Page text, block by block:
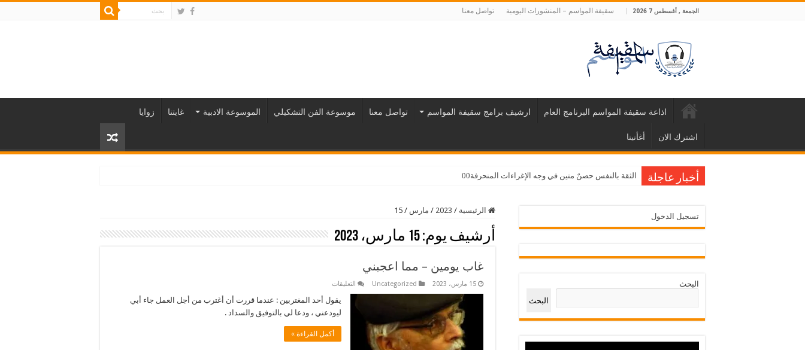
الجمعة , أغسطس 7 2026 سقيفة المواسم – المنشورات اليومية تواصل معنا
اذاعة سقيفة المواسم البرنامج العام ارشيف برامج سقيفة المواسم تواصل معنا موسوعة الفن التشكيلي الموسوعة الادبية غايتنا زوايا
اشترك الان أغأنينا
أخبار عاجلة الثقة بالنفس حصنٌ متين في وجه الإغراءات المنحرفة00
الرئيسية /
2023
/ مارس /
15
أرشيف يوم:15 مارس، 2023
غاب يومين – مما اعجبني
15 مارس، 2023 Uncategorized التعليقات
يومين
–
مما
مغلقة
يقول أحد المغتربين : عندما قررت أن أغترب من أجل العمل جاء أبي
ليودعني ، ودعا لي بالتوفيق والسداد .
أكمل القراءة »
تسجيل الدخول
البحث
البحث